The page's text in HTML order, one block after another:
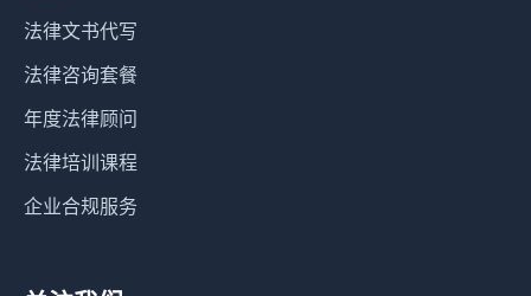
法律文书代写
法律咨询套餐
年度法律顾问
法律培训课程
企业合规服务